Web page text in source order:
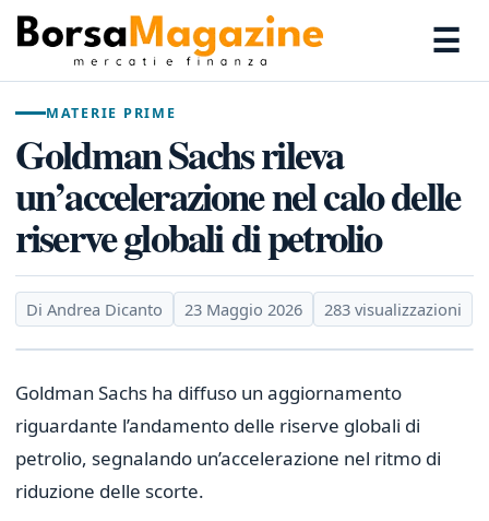
☰
MATERIE PRIME
Goldman Sachs rileva
un’accelerazione nel calo delle
riserve globali di petrolio
Di Andrea Dicanto 23 Maggio 2026 283 visualizzazioni
Goldman Sachs ha diffuso un aggiornamento
riguardante l’andamento delle riserve globali di
petrolio, segnalando un’accelerazione nel ritmo di
riduzione delle scorte.